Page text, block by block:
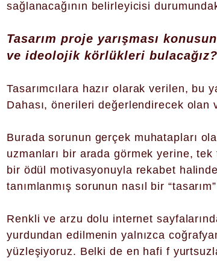
sağlanacağının belirleyicisi
Tasarım proje yarışması
ve ideolojik körlükleri bulacağız?
Tasarımcılara hazır olarak verilen, bu
Dahası, önerileri değerlendirecek
Burada sorunun gerçek muhatapları
uzmanları bir arada görmek yerine, tek
bir ödül motivasyonuyla rekabet
tanımlanmış sorunun nasıl bir
Renkli ve arzu dolu internet
yurdundan edilmenin yalnızca
yüzleşiyoruz. Belki de en hafi f